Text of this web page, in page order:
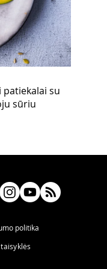
patiekalai su
sūriu
politika